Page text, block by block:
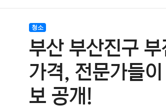
청소
부산 부산진구
가격, 전문가들
보 공개!